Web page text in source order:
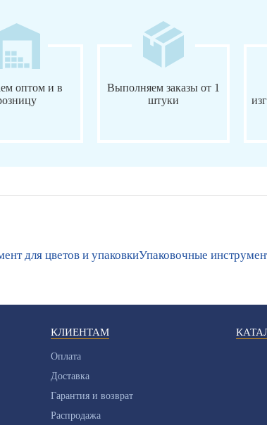
оптом и в
Выполняем заказы от 1
штуки
для цветов и упаковкиУпаковочные
КЛИЕНТАМ
Оплата
Доставка
Гарантия и возврат
Распродажа